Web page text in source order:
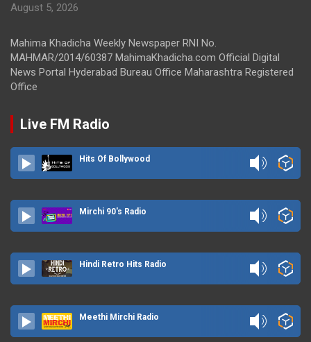
August 5, 2026
Mahima Khadicha Weekly Newspaper RNI No.
MAHMAR/2014/60387 MahimaKhadicha.com Official Digital
News Portal Hyderabad Bureau Office Maharashtra Registered
Office
Live FM Radio
Hits Of Bollywood
Mirchi 90's Radio
Hindi Retro Hits Radio
Meethi Mirchi Radio